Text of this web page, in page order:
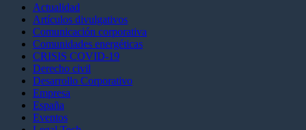
Actualidad
Artículos divulgativos
Comunicación corporativa
Comunidades energéticas
CRISIS COVID-19
Derecho civil
Desarrollo Corporativo
Empresa
España
Eventos